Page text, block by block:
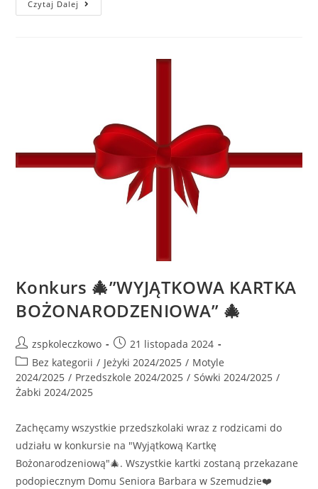
Czytaj Dalej
Konkurs 🎄”WYJĄTKOWA KARTKA
BOŻONARODZENIOWA” 🎄
zspkoleczkowo
21 listopada 2024
Bez kategorii / Jeżyki 2024/2025 / Motyle
2024/2025 / Przedszkole 2024/2025 / Sówki 2024/2025 /
Żabki 2024/2025
Zachęcamy wszystkie przedszkolaki wraz z rodzicami do
udziału w konkursie na "Wyjątkową Kartkę
Bożonarodzeniową"🎄. Wszystkie kartki zostaną przekazane
podopiecznym Domu Seniora Barbara w Szemudzie❤️